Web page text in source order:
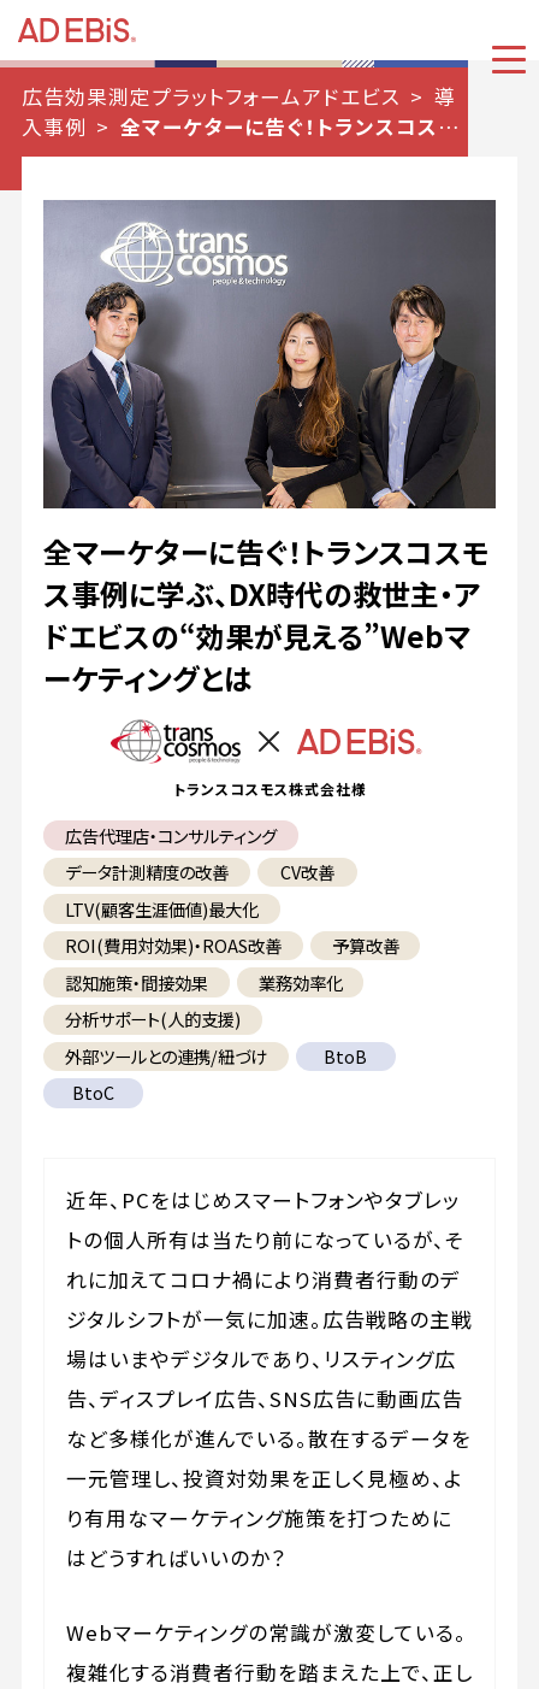
広告効果測定プラットフォームアドエビス
導
入事例
全マーケターに告ぐ！トランスコスモ
ス事例に学ぶ、DX時代の救世主・アドエビス
の“効果が見える”Webマーケティングとは
全マーケターに告ぐ！トランスコスモ
ス事例に学ぶ、DX時代の救世主・ア
ドエビスの“効果が見える”Webマ
ーケティングとは
トランスコスモス株式会社様
広告代理店・コンサルティング
データ計測精度の改善
CV改善
LTV(顧客生涯価値)最大化
ROI(費用対効果)・ROAS改善
予算改善
認知施策・間接効果
業務効率化
分析サポート(人的支援)
外部ツールとの連携/紐づけ
BtoB
BtoC
近年、PCをはじめスマートフォンやタブレッ
トの個人所有は当たり前になっているが、そ
れに加えてコロナ禍により消費者行動のデ
ジタルシフトが一気に加速。広告戦略の主戦
場はいまやデジタルであり、リスティング広
告、ディスプレイ広告、SNS広告に動画広告
など多様化が進んでいる。散在するデータを
一元管理し、投資対効果を正しく見極め、よ
り有用なマーケティング施策を打つために
はどうすればいいのか？
Webマーケティングの常識が激変している。
複雑化する消費者行動を踏まえた上で、正し